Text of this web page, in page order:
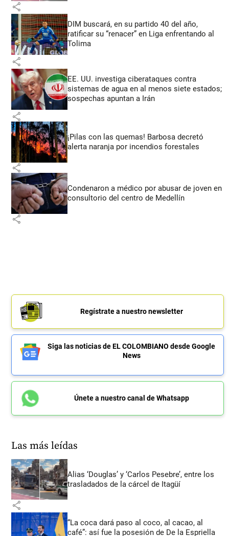
share
DIM buscará, en su partido 40 del año,
ratificar su “renacer” en Liga enfrentando al
Tolima
share
EE. UU. investiga ciberataques contra
sistemas de agua en al menos siete estados;
sospechas apuntan a Irán
share
¡Pilas con las quemas! Barbosa decretó
alerta naranja por incendios forestales
share
Condenaron a médico por abusar de joven en
consultorio del centro de Medellín
share
Regístrate a nuestro newsletter
Siga las noticias de EL COLOMBIANO desde Google
News
Únete a nuestro canal de Whatsapp
Las más leídas
Alias ‘Douglas’ y ‘Carlos Pesebre’, entre los
trasladados de la cárcel de Itagüí
share
“La coca dará paso al coco, al cacao, al
café”: así fue la posesión de De la Espriella